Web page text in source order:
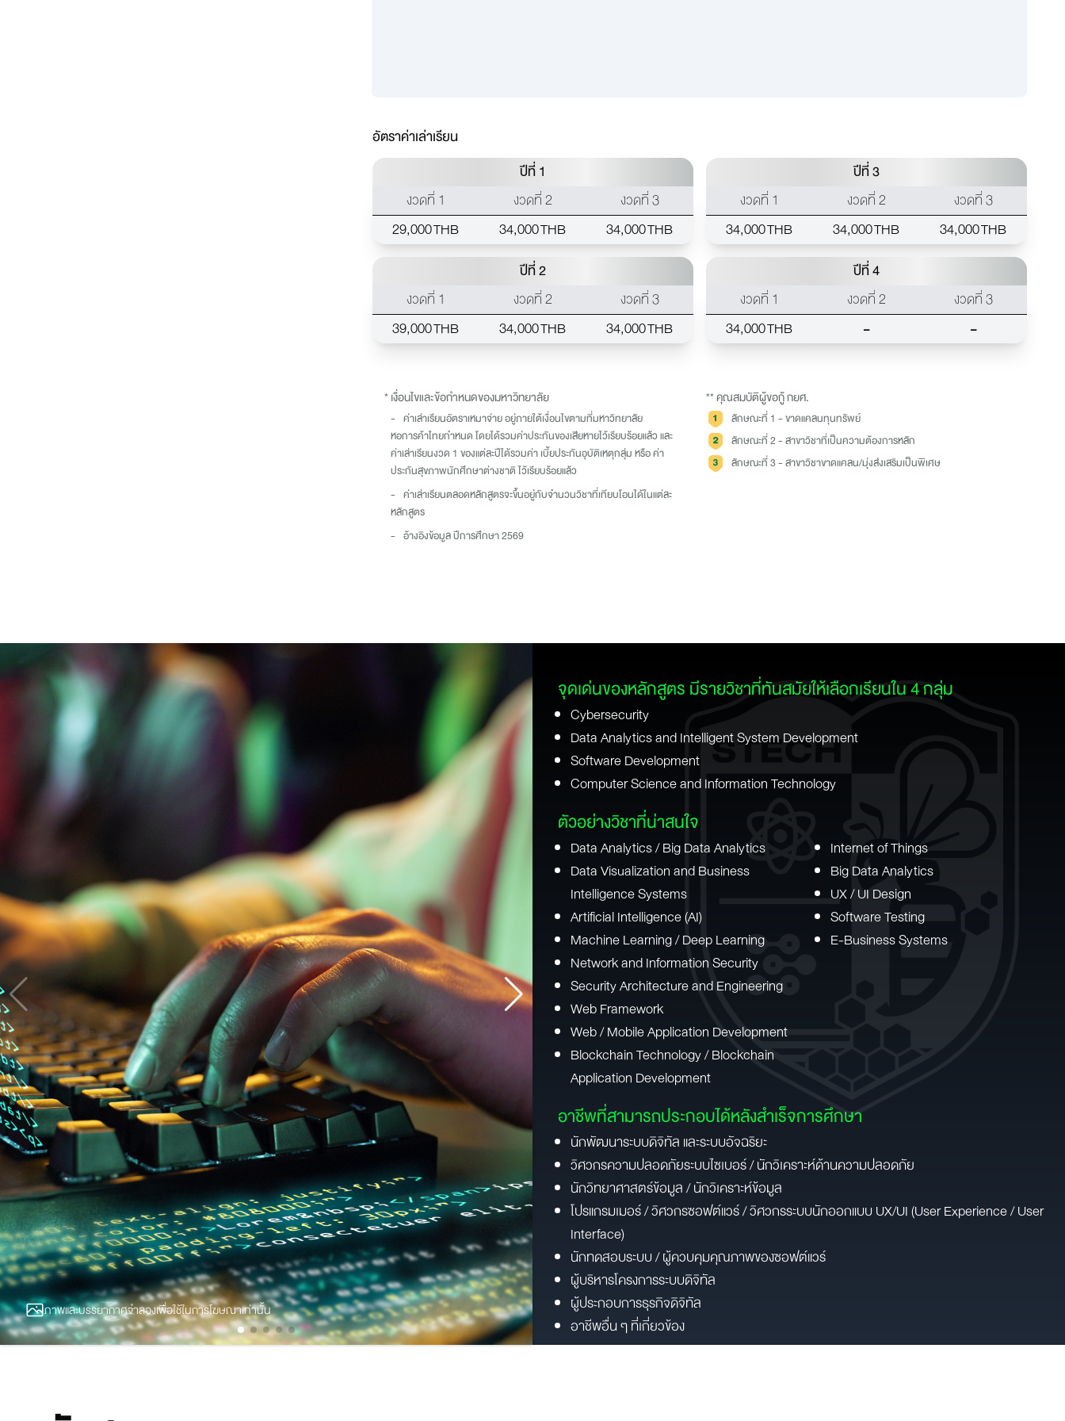
อัตราค่าเล่าเรียน
ปีที่ 1
งวดที่ 1
29,000 THB
งวดที่ 2
34,000 THB
งวดที่ 3
34,000 THB
ปีที่ 2
งวดที่ 1
39,000 THB
งวดที่ 2
34,000 THB
งวดที่ 3
34,000 THB
ปีที่ 3
งวดที่ 1
34,000 THB
งวดที่ 2
34,000 THB
งวดที่ 3
34,000 THB
ปีที่ 4
งวดที่ 1
34,000 THB
งวดที่ 2
-
งวดที่ 3
-
* เงื่อนไขและข้อกำหนดของมหาวิทยาลัย
- ค่าเล่าเรียนอัตราเหมาจ่าย อยู่ภายใต้เงื่อนไขตามที่มหาวิทยาลัย
หอการค้าไทยกำหนด โดยได้รวมค่าประกันของเสียหายไว้เรียบร้อยแล้ว และ
ค่าเล่าเรียนงวด 1 ของแต่ละปีได้รวมค่า เบี้ยประกันอุบัติเหตุกลุ่ม หรือ ค่า
ประกันสุขภาพนักศึกษาต่างชาติ ไว้เรียบร้อยแล้ว
- ค่าเล่าเรียนตลอดหลักสูตรจะขึ้นอยู่กับจำนวนวิชาที่เทียบโอนได้ในแต่ละ
หลักสูตร
- อ้างอิงข้อมูล ปีการศึกษา 2569
** คุณสมบัติผู้ขอกู้ กยศ.
ลักษณะที่ 1 - ขาดแคลนทุนทรัพย์
ลักษณะที่ 2 - สาขาวิชาที่เป็นความต้องการหลัก
ลักษณะที่ 3 - สาขาวิชาขาดแคลน/มุ่งส่งเสริมเป็นพิเศษ
ภาพและบรรยากาศจำลองเพื่อใช้ในการโฆษณาเท่านั้น ภาพและบรรยากาศจำลองเพื่อใช้ในการโฆษณาเท่านั้น
จุดเด่นของหลักสูตร มีรายวิชาที่ทันสมัยให้เลือกเรียนใน 4 กลุ่ม
Cybersecurity
Data Analytics and Intelligent System Development
Software Development
Computer Science and Information Technology
ตัวอย่างวิชาที่น่าสนใจ
Data Analytics / Big Data Analytics
Data Visualization and Business
Intelligence Systems
Artificial Intelligence (AI)
Machine Learning / Deep Learning
Network and Information Security
Security Architecture and Engineering
Web Framework
Web / Mobile Application Development
Blockchain Technology / Blockchain
Application Development
Internet of Things
Big Data Analytics
UX / UI Design
Software Testing
E-Business Systems
อาชีพที่สามารถประกอบได้หลังสำเร็จการศึกษา
นักพัฒนาระบบดิจิทัล และระบบอัจฉริยะ
วิศวกรความปลอดภัยระบบไซเบอร์ / นักวิเคราะห์ด้านความปลอดภัย
นักวิทยาศาสตร์ข้อมูล / นักวิเคราะห์ข้อมูล
โปรแกรมเมอร์ / วิศวกรซอฟต์แวร์ / วิศวกรระบบนักออกแบบ UX/UI (User Experience / User
Interface)
นักทดสอบระบบ / ผู้ควบคุมคุณภาพของซอฟต์แวร์
ผู้บริหารโครงการระบบดิจิทัล
ผู้ประกอบการธุรกิจดิจิทัล
อาชีพอื่น ๆ ที่เกี่ยวข้อง